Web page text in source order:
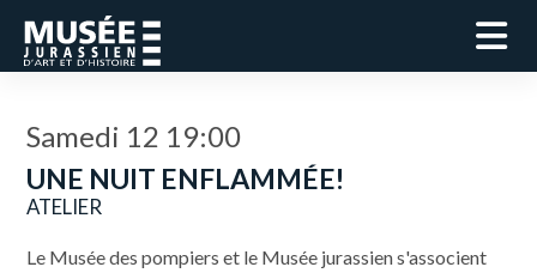
Samedi 12 19:00
UNE NUIT ENFLAMMÉE!
ATELIER
Le Musée des pompiers et le Musée jurassien s'associent